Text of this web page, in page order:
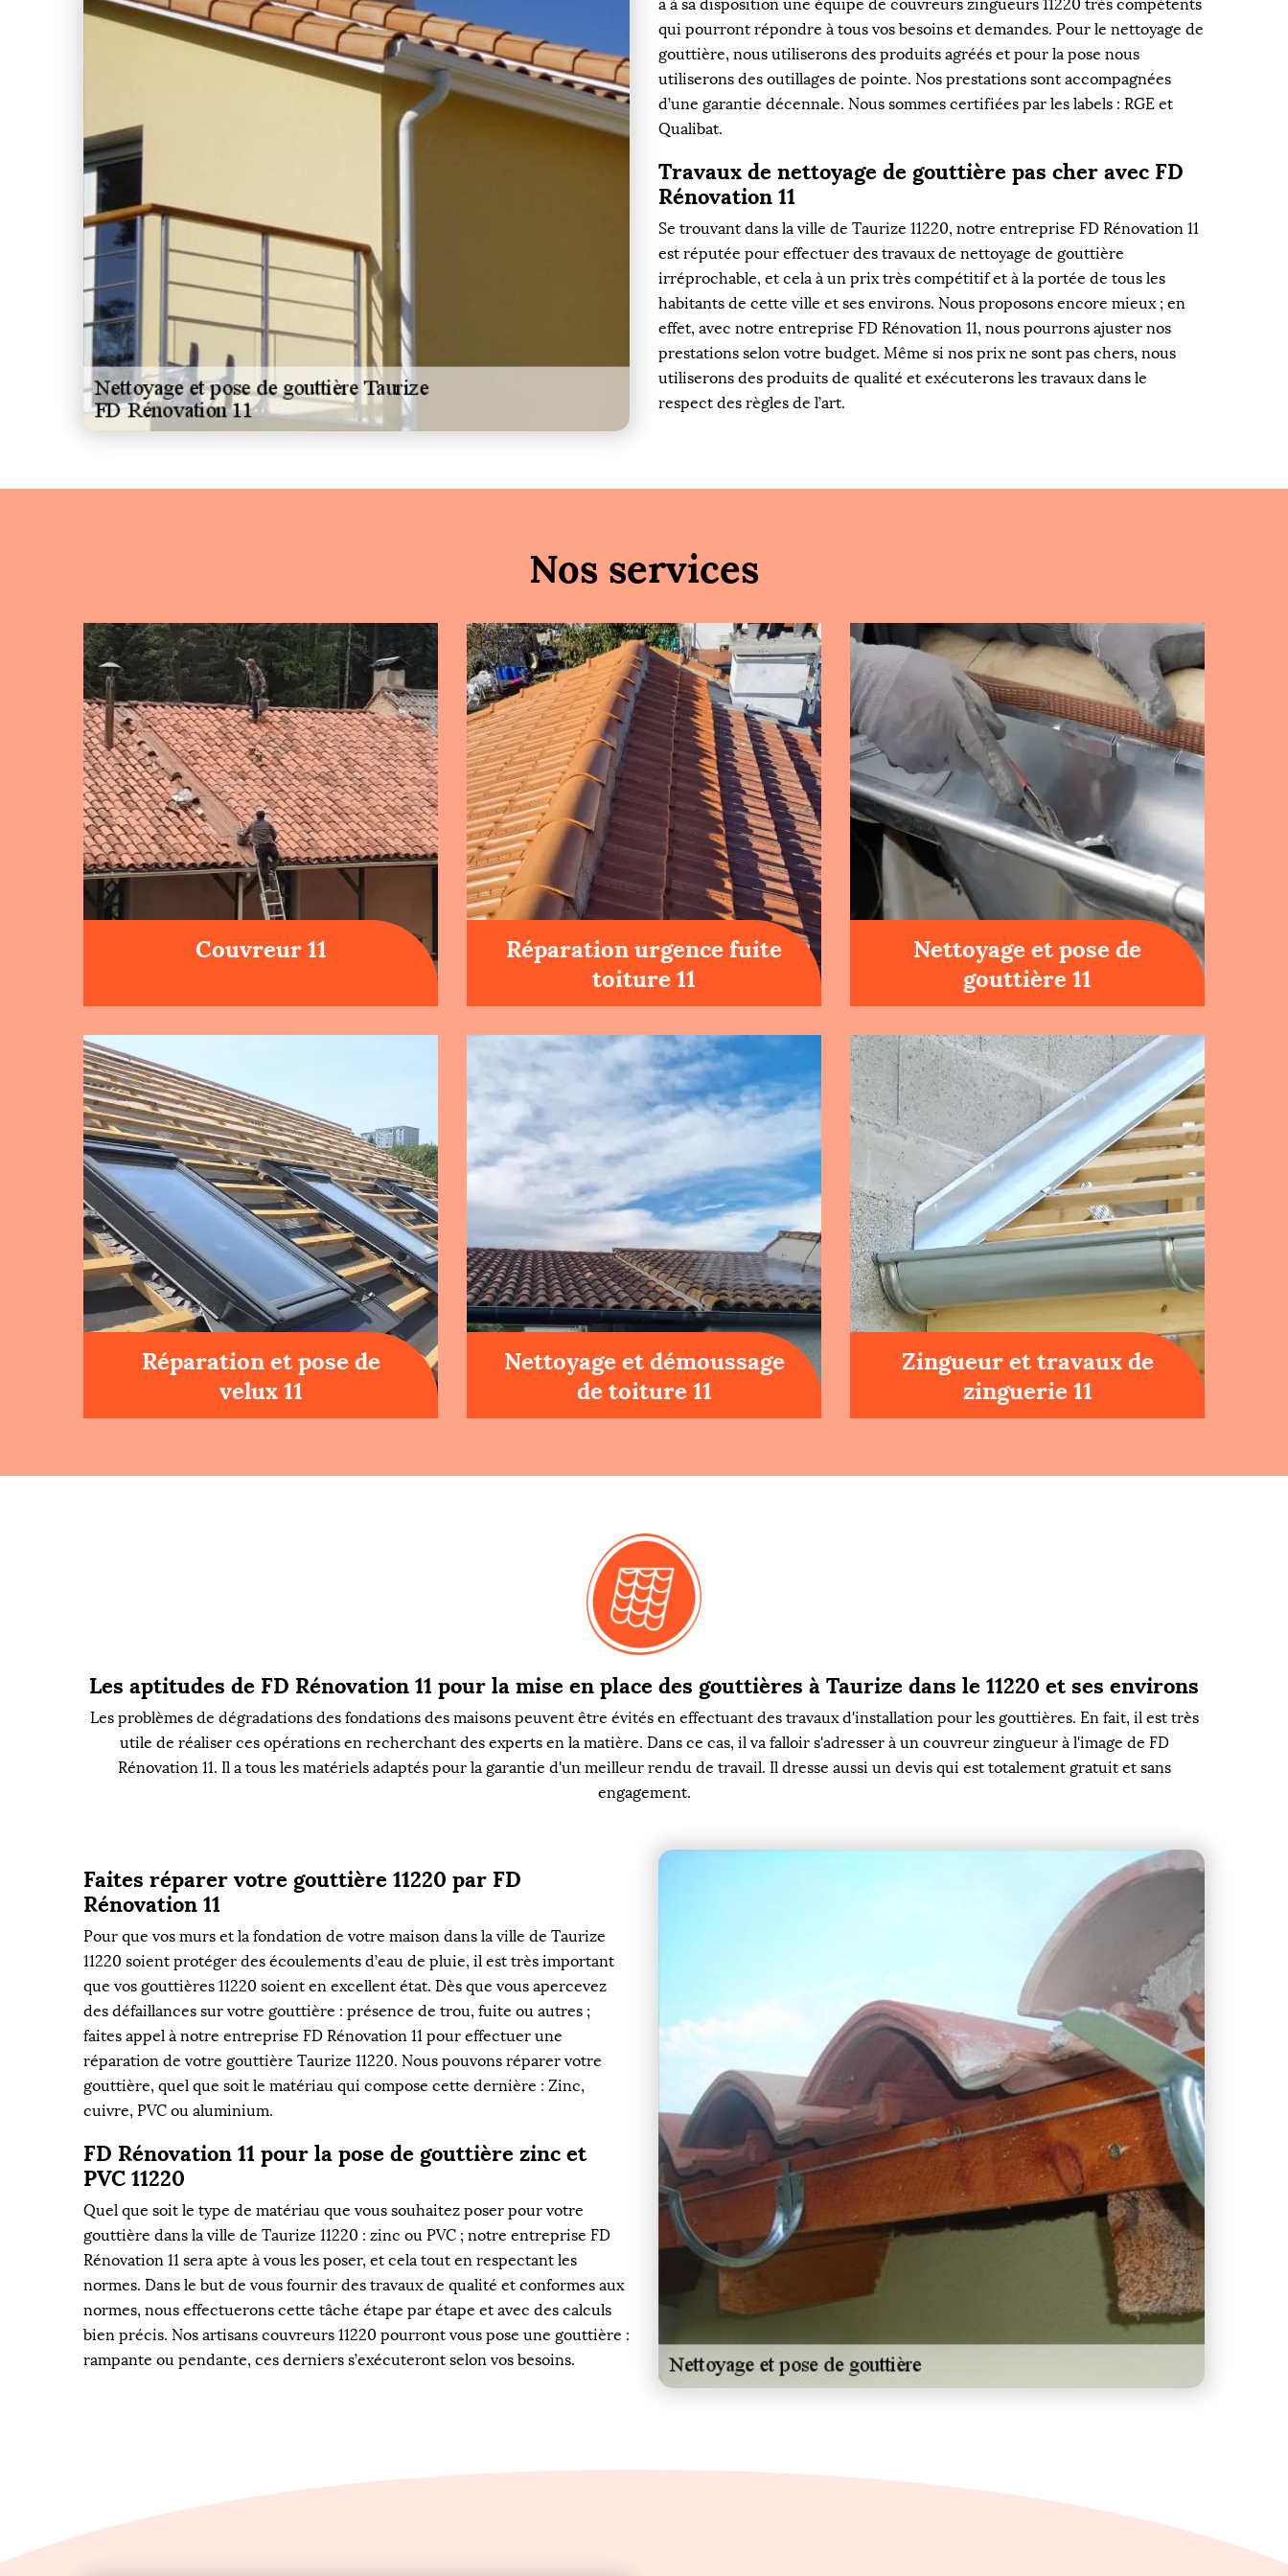
a à sa disposition une équipe de couvreurs zingueurs 11220 très compétents
qui pourront répondre à tous vos besoins et demandes. Pour le nettoyage de
gouttière, nous utiliserons des produits agréés et pour la pose nous
utiliserons des outillages de pointe. Nos prestations sont accompagnées
d’une garantie décennale. Nous sommes certifiées par les labels : RGE et
Qualibat.
Travaux de nettoyage de gouttière pas cher avec FD
Rénovation 11
Se trouvant dans la ville de Taurize 11220, notre entreprise FD Rénovation 11
est réputée pour effectuer des travaux de nettoyage de gouttière
irréprochable, et cela à un prix très compétitif et à la portée de tous les
habitants de cette ville et ses environs. Nous proposons encore mieux ; en
effet, avec notre entreprise FD Rénovation 11, nous pourrons ajuster nos
prestations selon votre budget. Même si nos prix ne sont pas chers, nous
utiliserons des produits de qualité et exécuterons les travaux dans le
respect des règles de l’art.
Nos services
Couvreur 11
Réparation urgence fuite
toiture 11
Nettoyage et pose de
gouttière 11
Réparation et pose de
velux 11
Nettoyage et démoussage
de toiture 11
Zingueur et travaux de
zinguerie 11
Les aptitudes de FD Rénovation 11 pour la mise en place des gouttières à Taurize dans le 11220 et ses environs
Les problèmes de dégradations des fondations des maisons peuvent être évités en effectuant des travaux d'installation pour les gouttières. En fait, il est très
utile de réaliser ces opérations en recherchant des experts en la matière. Dans ce cas, il va falloir s'adresser à un couvreur zingueur à l'image de FD
Rénovation 11. Il a tous les matériels adaptés pour la garantie d'un meilleur rendu de travail. Il dresse aussi un devis qui est totalement gratuit et sans
engagement.
Faites réparer votre gouttière 11220 par FD
Rénovation 11
Pour que vos murs et la fondation de votre maison dans la ville de Taurize
11220 soient protéger des écoulements d’eau de pluie, il est très important
que vos gouttières 11220 soient en excellent état. Dès que vous apercevez
des défaillances sur votre gouttière : présence de trou, fuite ou autres ;
faites appel à notre entreprise FD Rénovation 11 pour effectuer une
réparation de votre gouttière Taurize 11220. Nous pouvons réparer votre
gouttière, quel que soit le matériau qui compose cette dernière : Zinc,
cuivre, PVC ou aluminium.
FD Rénovation 11 pour la pose de gouttière zinc et
PVC 11220
Quel que soit le type de matériau que vous souhaitez poser pour votre
gouttière dans la ville de Taurize 11220 : zinc ou PVC ; notre entreprise FD
Rénovation 11 sera apte à vous les poser, et cela tout en respectant les
normes. Dans le but de vous fournir des travaux de qualité et conformes aux
normes, nous effectuerons cette tâche étape par étape et avec des calculs
bien précis. Nos artisans couvreurs 11220 pourront vous pose une gouttière :
rampante ou pendante, ces derniers s’exécuteront selon vos besoins.